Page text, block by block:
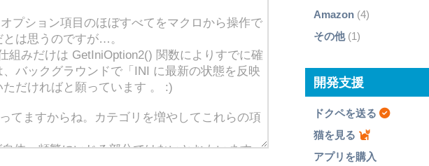
Amazon(4)
その他(1)
開発支援
ドクペを送る
猫を見る
アプリを購入